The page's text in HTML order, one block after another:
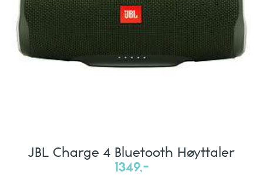
JBL Charge 4 Bluetooth Høyttaler
1349,-